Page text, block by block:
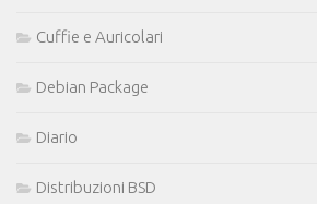
Cuffie e Auricolari
Debian Package
Diario
Distribuzioni BSD